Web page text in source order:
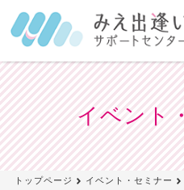
イベント
トップページ イベント・セミナー